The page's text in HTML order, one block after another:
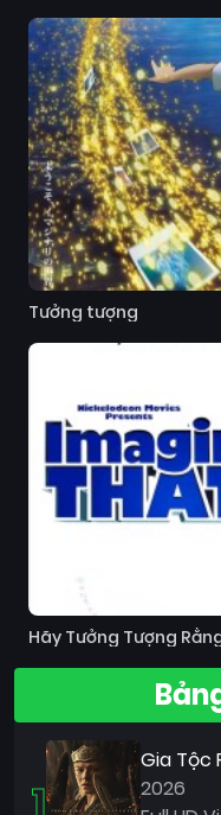
Tưởng tượng
Hãy Tưởng Tượng
1
Gia Tộc
2026